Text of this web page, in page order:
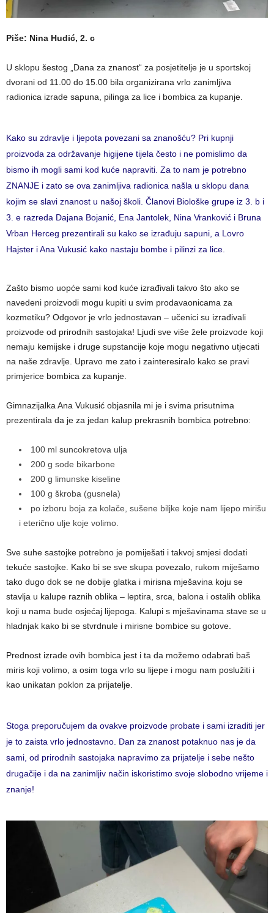
Piše: Nina Hudić, 2. c
U sklopu šestog „Dana za znanost“ za posjetitelje je u sportskoj
dvorani od 11.00 do 15.00 bila organizirana vrlo zanimljiva
radionica izrade sapuna, pilinga za lice i bombica za kupanje.
Kako su zdravlje i ljepota povezani sa znanošću? Pri kupnji
proizvoda za održavanje higijene tijela često i ne pomislimo da
bismo ih mogli sami kod kuće napraviti. Za to nam je potrebno
ZNANJE i zato se ova zanimljiva radionica našla u sklopu dana
kojim se slavi znanost u našoj školi. Članovi Biološke grupe iz 3. b i
3. e razreda Dajana Bojanić, Ena Jantolek, Nina Vranković i Bruna
Vrban Herceg prezentirali su kako se izrađuju sapuni, a Lovro
Hajster i Ana Vukusić kako nastaju bombe i pilinzi za lice.
Zašto bismo uopće sami kod kuće izrađivali takvo što ako se
navedeni proizvodi mogu kupiti u svim prodavaonicama za
kozmetiku? Odgovor je vrlo jednostavan – učenici su izrađivali
proizvode od prirodnih sastojaka! Ljudi sve više žele proizvode koji
nemaju kemijske i druge supstancije koje mogu negativno utjecati
na naše zdravlje. Upravo me zato i zainteresiralo kako se pravi
primjerice bombica za kupanje.
Gimnazijalka Ana Vukusić objasnila mi je i svima prisutnima
prezentirala da je za jedan kalup prekrasnih bombica potrebno:
100 ml suncokretova ulja
200 g sode bikarbone
200 g limunske kiseline
100 g škroba (gusnela)
po izboru boja za kolače, sušene biljke koje nam lijepo mirišu
i eterično ulje koje volimo.
Sve suhe sastojke potrebno je pomiješati i takvoj smjesi dodati
tekuće sastojke. Kako bi se sve skupa povezalo, rukom miješamo
tako dugo dok se ne dobije glatka i mirisna mješavina koju se
stavlja u kalupe raznih oblika – leptira, srca, balona i ostalih oblika
koji u nama bude osjećaj lijepoga. Kalupi s mješavinama stave se u
hladnjak kako bi se stvrdnule i mirisne bombice su gotove.
Prednost izrade ovih bombica jest i ta da možemo odabrati baš
miris koji volimo, a osim toga vrlo su lijepe i mogu nam poslužiti i
kao unikatan poklon za prijatelje.
Stoga preporučujem da ovakve proizvode probate i sami izraditi jer
je to zaista vrlo jednostavno. Dan za znanost potaknuo nas je da
sami, od prirodnih sastojaka napravimo za prijatelje i sebe nešto
drugačije i da na zanimljiv način iskoristimo svoje slobodno vrijeme i
znanje!